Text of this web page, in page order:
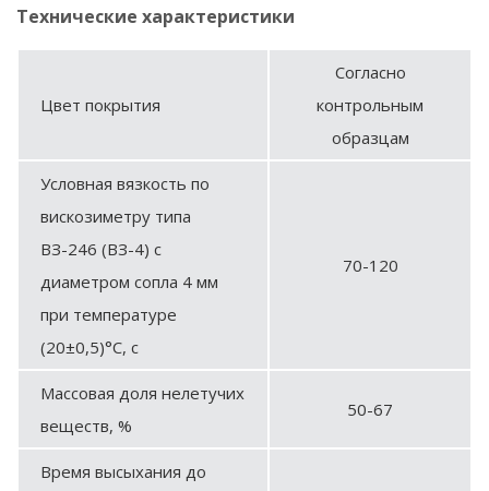
Технические характеристики
Цвет покрытия
Согласно
контрольным
образцам
Условная вязкость по
вискозиметру типа
ВЗ-246 (ВЗ-4) с
диаметром сопла 4 мм
при температуре
(20±0,5)°С, с
70-120
Массовая доля нелетучих
веществ, %
50-67
Время высыхания до